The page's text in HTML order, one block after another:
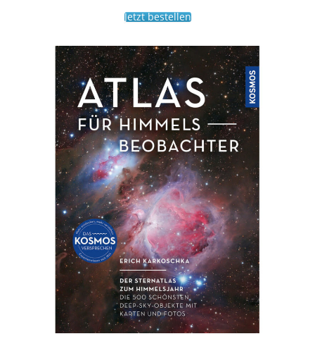
Jetzt bestellen